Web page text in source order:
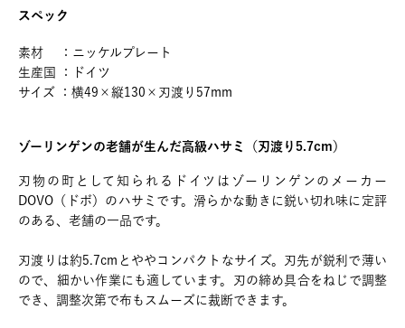
スペック
素材 ：ニッケルプレート
生産国 ：ドイツ
サイズ ：横49×縦130×刃渡り57mm
ゾーリンゲンの老舗が生んだ高級ハサミ（刃渡り5.7cm）
刃物の町として知られるドイツはゾーリンゲンのメーカー
DOVO（ドボ）のハサミです。滑らかな動きに鋭い切れ味に定評
のある、老舗の一品です。
刃渡りは約5.7cmとややコンパクトなサイズ。刃先が鋭利で薄い
ので、細かい作業にも適しています。刃の締め具合をねじで調整
でき、調整次第で布もスムーズに裁断できます。